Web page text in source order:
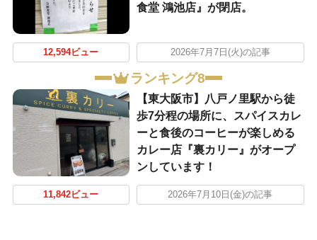
食堂 鴻池店』が閉店。
12,594ビュー 2026年7月7日(火)の記事
ランキング8
【東大阪市】八戸ノ里駅から徒
歩7分程の場所に、スパイスカレ
ーと食後のコーヒーが楽しめる
カレー店『裏カリー』がオープ
ンしています！
11,842ビュー 2026年7月10日(金)の記事